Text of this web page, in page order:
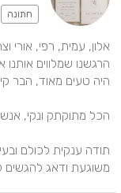
חתונה
משוגעת ודאג להגשים